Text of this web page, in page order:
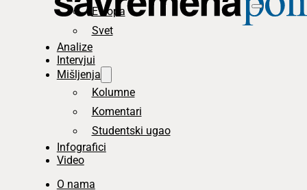
Evropa
Svet
Analize
Intervjui
Mišljenja
Kolumne
Komentari
Studentski ugao
Infografici
Video
O nama